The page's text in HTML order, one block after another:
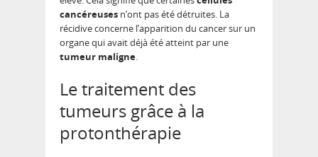
cancéreuses n’ont pas été détruites. La
récidive concerne l’apparition du cancer sur un
organe qui avait déjà été atteint par une
tumeur maligne
Le traitement des
tumeurs grâce à la
protonthérapie